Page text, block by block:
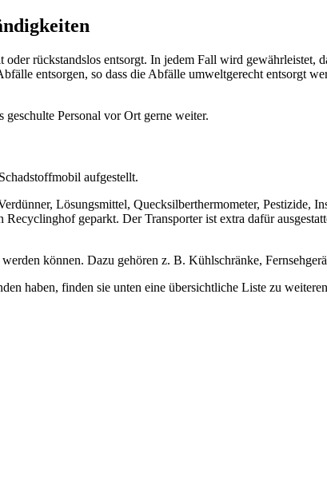
rückstandslos entsorgt. In jedem Fall wird gewährleistet,
entsorgen, so dass die Abfälle umweltgerecht entsorgt
Personal vor Ort gerne weiter.
aufgestellt.
Lösungsmittel, Quecksilberthermometer, Pestizide,
geparkt. Der Transporter ist extra dafür
können. Dazu gehören z. B. Kühlschränke,
haben, finden sie unten eine übersichtliche Liste zu